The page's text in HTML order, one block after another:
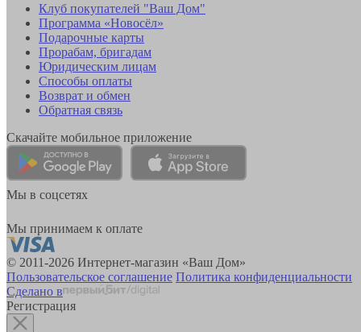
Клуб покупателей "Ваш Дом"
Программа «Новосёл»
Подарочные карты
Прорабам, бригадам
Юридическим лицам
Способы оплаты
Возврат и обмен
Обратная связь
Скачайте мобильное приложение
Мы в соцсетях
Мы принимаем к оплате
© 2011-2026 Интернет-магазин «Ваш Дом»
Пользовательское соглашение Политика конфиденциальности
Сделано в
Регистрация